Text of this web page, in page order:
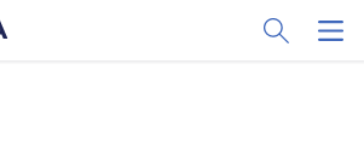
principal
Toggle